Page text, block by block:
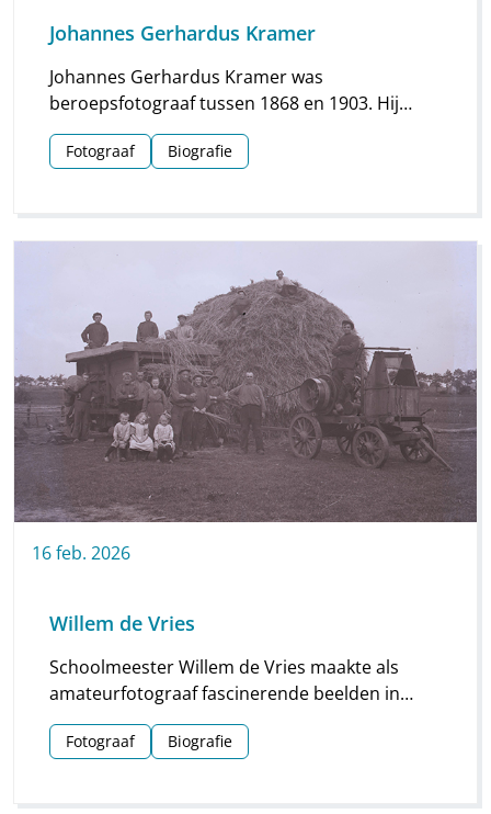
Johannes Gerhardus Kramer
Johannes Gerhardus Kramer was
beroepsfotograaf tussen 1868 en 1903. Hij
maakte vooral foto’s in Groningen, maar hij
streek ook meermaals neer in Drenthe. Vooral
Fotograaf Biografie
16feb. 2026
Willem de Vries
Schoolmeester Willem de Vries maakte als
amateurfotograaf fascinerende beelden in
Linde en omgeving. Groepsfoto’s van
schoolkinderen, portretten en beelden van
Fotograaf Biografie